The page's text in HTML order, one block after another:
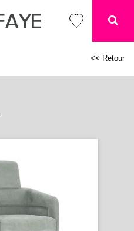
<< Retour